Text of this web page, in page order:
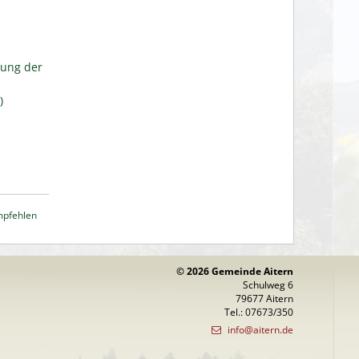
der
© 2026 Gemeinde Aitern
Schulweg 6
79677 Aitern
Tel.: 07673/350
info@aitern.de